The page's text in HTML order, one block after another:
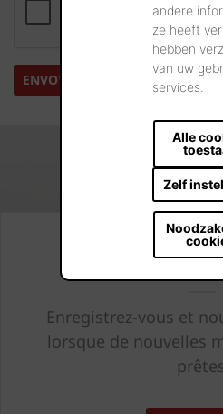
andere
ze heeft
hebben
van uw
services.
Alle
Zelf
Toujours
Enregistrez-vous et
lorsque de nouvelles